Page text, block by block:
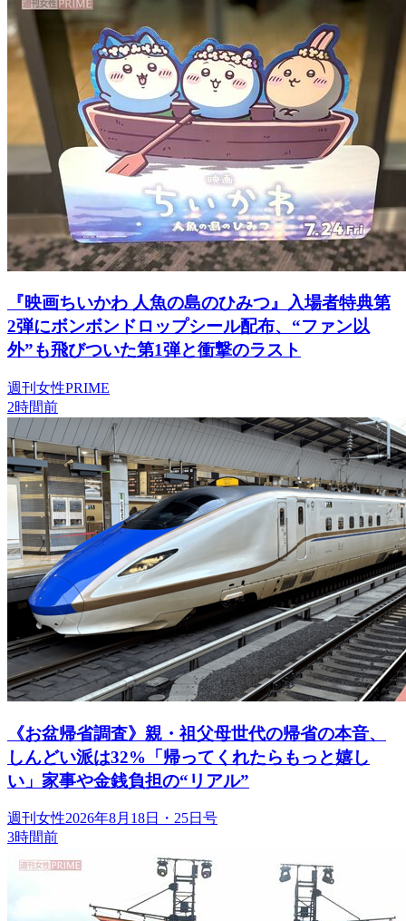
『映画ちいかわ 人魚の島のひみつ』入場者特典第
2弾にボンボンドロップシール配布、“ファン以
外”も飛びついた第1弾と衝撃のラスト
週刊女性PRIME
2時間前
《お盆帰省調査》親・祖父母世代の帰省の本音、
しんどい派は32%「帰ってくれたらもっと嬉し
い」家事や金銭負担の“リアル”
週刊女性2026年8月18日・25日号
3時間前